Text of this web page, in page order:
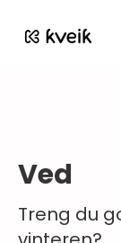
Kveik
Ved
Treng du